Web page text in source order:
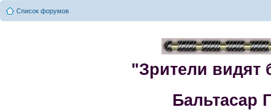
Список форумов
"Зрители видят
Бальтасар